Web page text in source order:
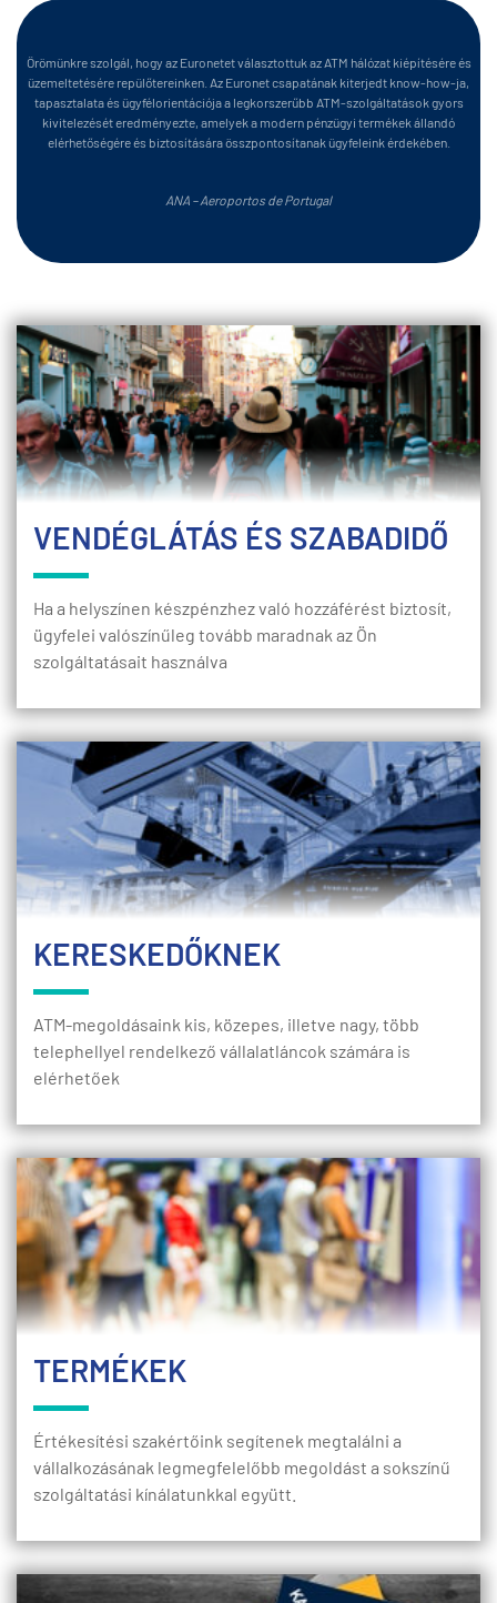
Örömünkre szolgál, hogy az Euronetet választottuk az ATM hálózat kiépítésére és
üzemeltetésére repülőtereinken. Az Euronet csapatának kiterjedt know-how-ja,
tapasztalata és ügyfélorientációja a legkorszerűbb ATM-szolgáltatások gyors
kivitelezését eredményezte, amelyek a modern pénzügyi termékek állandó
elérhetőségére és biztosítására összpontosítanak ügyfeleink érdekében.
ANA – Aeroportos de Portugal
VENDÉGLÁTÁS ÉS SZABADIDŐ
Ha a helyszínen készpénzhez való hozzáférést biztosít,
ügyfelei valószínűleg tovább maradnak az Ön
szolgáltatásait használva
KERESKEDŐKNEK
ATM-megoldásaink kis, közepes, illetve nagy, több
telephellyel rendelkező vállalatláncok számára is
elérhetőek
TERMÉKEK
Értékesítési szakértőink segítenek megtalálni a
vállalkozásának legmegfelelőbb megoldást a sokszínű
szolgáltatási kínálatunkkal együtt.